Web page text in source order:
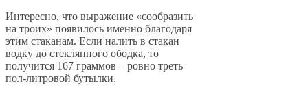
Интересно, что выражение «сообразить
на троих» появилось именно благодаря
этим стаканам. Если налить в стакан
водку до стеклянного ободка, то
получится 167 граммов – ровно треть
пол-литровой бутылки.